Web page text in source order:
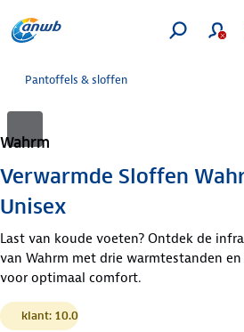
Pantoffels & sloffen
Wahrm
Verwarmde Sloffen
Unisex
Last van koude voeten? Ontdek de
van Wahrm met drie warmtestanden
voor optimaal comfort.
klant: 10.0